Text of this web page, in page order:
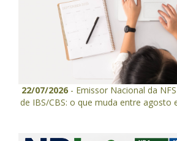
22/07/2026 - Emissor Nacional da
de IBS/CBS: o que muda entre agosto